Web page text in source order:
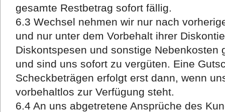
gesamte Restbetrag sofort fällig.
6.3 Wechsel nehmen wir nur nach
und nur unter dem Vorbehalt ihrer
Diskontspesen und sonstige Nebenkosten
und sind uns sofort zu vergüten. Eine
Scheckbeträgen erfolgt erst dann, wenn
vorbehaltlos zur Verfügung steht.
6.4 An uns abgetretene Ansprüche des